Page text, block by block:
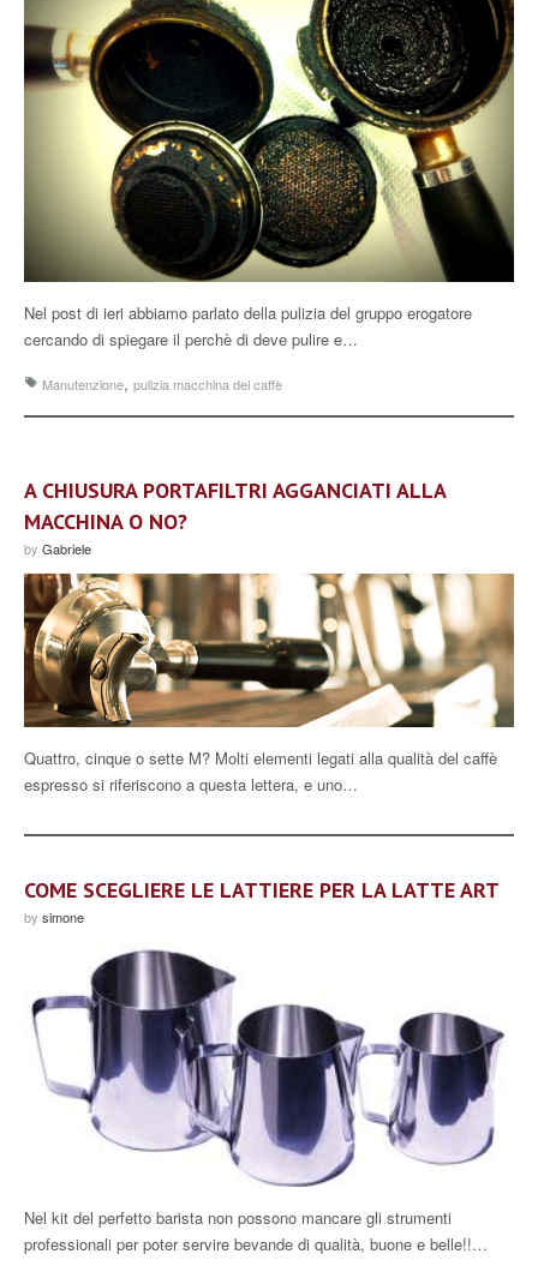
Nel post di ieri abbiamo parlato della pulizia del gruppo erogatore
cercando di spiegare il perchè di deve pulire e…
Manutenzione, pulizia macchina del caffè
A CHIUSURA PORTAFILTRI AGGANCIATI ALLA
MACCHINA O NO?
by Gabriele
Quattro, cinque o sette M? Molti elementi legati alla qualità del caffè
espresso si riferiscono a questa lettera, e uno…
COME SCEGLIERE LE LATTIERE PER LA LATTE ART
by simone
Nel kit del perfetto barista non possono mancare gli strumenti
professionali per poter servire bevande di qualità, buone e belle!!…